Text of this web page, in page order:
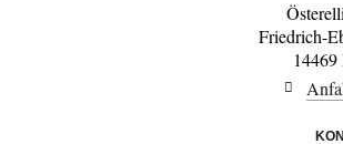
Friedrich-
14469